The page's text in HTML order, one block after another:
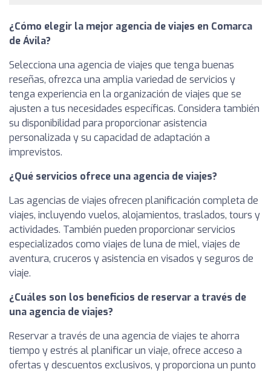
¿Cómo elegir la mejor agencia de viajes en Comarca
de Ávila?
Selecciona una agencia de viajes que tenga buenas
reseñas, ofrezca una amplia variedad de servicios y
tenga experiencia en la organización de viajes que se
ajusten a tus necesidades específicas. Considera también
su disponibilidad para proporcionar asistencia
personalizada y su capacidad de adaptación a
imprevistos.
¿Qué servicios ofrece una agencia de viajes?
Las agencias de viajes ofrecen planificación completa de
viajes, incluyendo vuelos, alojamientos, traslados, tours y
actividades. También pueden proporcionar servicios
especializados como viajes de luna de miel, viajes de
aventura, cruceros y asistencia en visados y seguros de
viaje.
¿Cuáles son los beneficios de reservar a través de
una agencia de viajes?
Reservar a través de una agencia de viajes te ahorra
tiempo y estrés al planificar un viaje, ofrece acceso a
ofertas y descuentos exclusivos, y proporciona un punto